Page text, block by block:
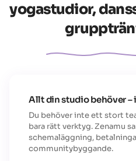
yogastudior,
Allt din studio behöver –
Du behöver inte ett stort
bara rätt verktyg. Zenamu
schemaläggning,
communitybyggande.